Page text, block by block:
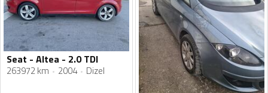
Seat - Altea - 2.0 TDI
263972 km 2004 Dizel